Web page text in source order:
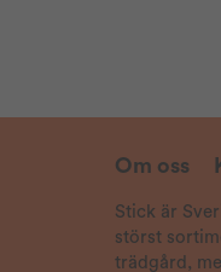
Om oss
Stick är
störst
trädgård,